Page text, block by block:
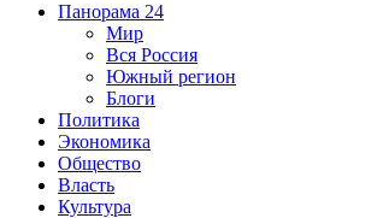
Панорама 24
Мир
Вся Россия
Южный регион
Блоги
Политика
Экономика
Общество
Власть
Культура